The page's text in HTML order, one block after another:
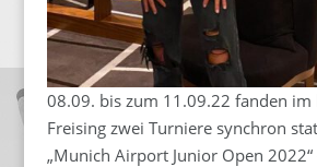
08.09. bis zum 11.09.22 fanden im
Freising zwei Turniere synchron
„Munich Airport Junior Open 2022“